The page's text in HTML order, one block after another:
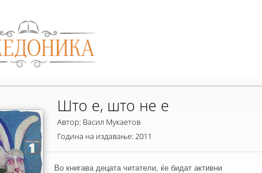
Што е, што не е
Автор: Васил Мукаетов
Година на издавање: 2011
Во книгава децата читатели, ќе бидат активни